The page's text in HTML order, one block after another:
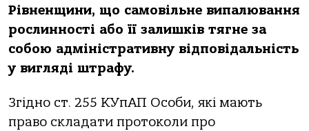
Рівненщини, що самовільне випалювання
рослинності або її залишків тягне за
собою адміністративну відповідальність
у вигляді штрафу.
Згідно ст. 255 КУпАП Особи, які мають
право складати протоколи про